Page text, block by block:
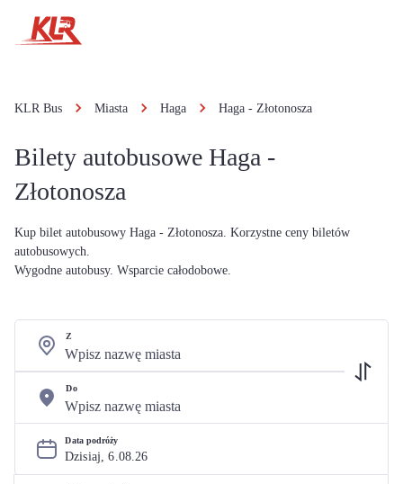
KLR Bus Miasta Haga Haga - Złotonosza
Bilety autobusowe Haga -
Złotonosza
Kup bilet autobusowy Haga - Złotonosza. Korzystne ceny biletów
autobusowych.
Wygodne autobusy. Wsparcie całodobowe.
Z
Do
Data podróży
Dzisiaj, 6.08.26